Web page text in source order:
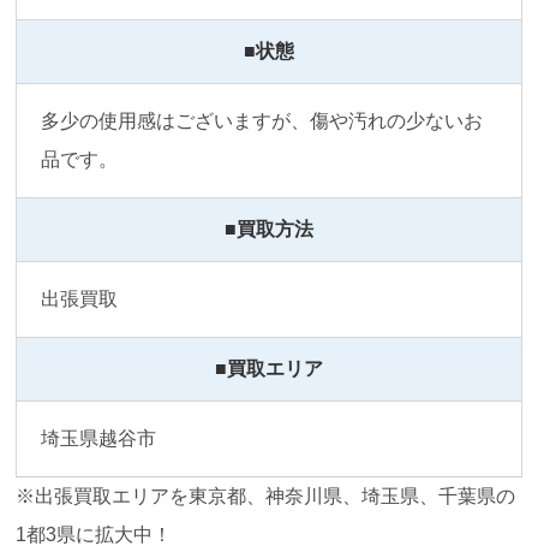
■状態
多少の使用感はございますが、傷や汚れの少ないお
品です。
■買取方法
出張買取
■買取エリア
埼玉県越谷市
※出張買取エリアを東京都、神奈川県、埼玉県、千葉県の
1都3県に拡大中！